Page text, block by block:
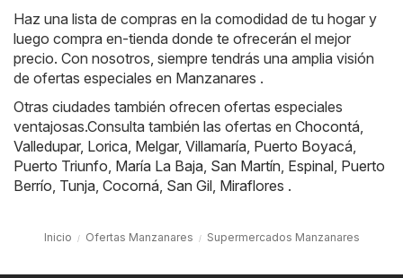
Haz una lista de compras en la comodidad de tu hogar y
luego compra en-tienda donde te ofrecerán el mejor
precio. Con nosotros, siempre tendrás una amplia visión
de ofertas especiales en Manzanares .
Otras ciudades también ofrecen ofertas especiales
ventajosas.Consulta también las ofertas en Chocontá
Valledupar, Lorica Melgar, Villamaría Puerto Boyacá
Puerto Triunfo María La Baja San Martín Espinal Puerto
Berrío Tunja Cocorná San Gil Miraflores .
Inicio Ofertas Manzanares Supermercados Manzanares